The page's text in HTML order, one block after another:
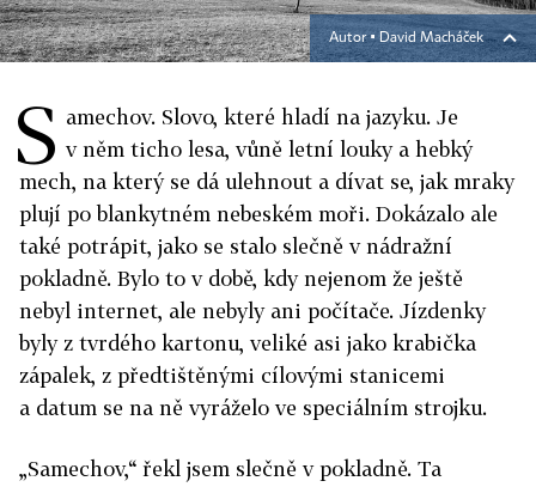
Autor ▪ David Macháček
S amechov. Slovo, které hladí na jazyku. Je
v něm ticho lesa, vůně letní louky a hebký
mech, na který se dá ulehnout a dívat se, jak mraky
plují po blankytném nebeském moři. Dokázalo ale
také potrápit, jako se stalo slečně v nádražní
pokladně. Bylo to v době, kdy nejenom že ještě
nebyl internet, ale nebyly ani počítače. Jízdenky
byly z tvrdého kartonu, veliké asi jako krabička
zápalek, z předtištěnými cílovými stanicemi
a datum se na ně vyráželo ve speciálním strojku.
„Samechov,“ řekl jsem slečně v pokladně. Ta